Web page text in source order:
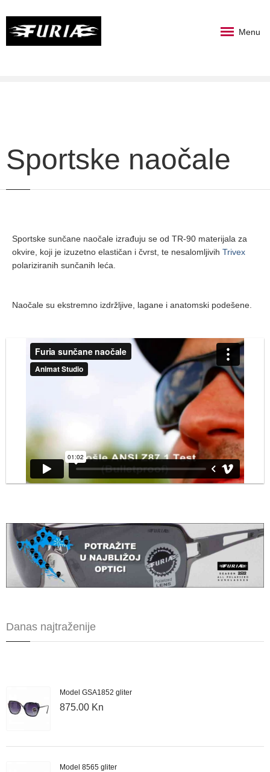
Menu
Sportske naočale
Sportske sunčane naočale izrađuju se od TR-90 materijala za
okvire, koji je izuzetno elastičan i čvrst, te nesalomljivih Trivex
polariziranih sunčanih leća.
Naočale su ekstremno izdržljive, lagane i anatomski podešene.
Danas najtraženije
Model GSA1852 gliter
875.00 Kn
Model 8565 gliter